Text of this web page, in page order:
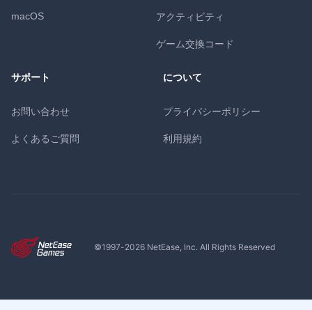
macOS アクティビティ
ゲーム交換コード
サポート
お問い合わせ
よくあるご質問
について
プライバシーポリシー
利用規約
©1997-2026NetEase, Inc. All Rights Reserved